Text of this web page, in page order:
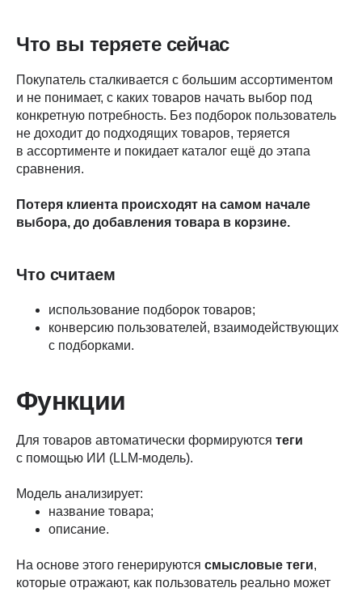
Что вы теряете сейчас
Покупатель сталкивается с большим ассортиментом
и не понимает, с каких товаров начать выбор под
конкретную потребность. Без подборок пользователь
не доходит до подходящих товаров, теряется
в ассортименте и покидает каталог ещё до этапа
сравнения.
Потеря клиента происходят на самом начале
выбора, до добавления товара в корзине.
Что считаем
использование подборок товаров;
конверсию пользователей, взаимодействующих
с подборками.
Функции
Для товаров автоматически формируются теги
с помощью ИИ (LLM-модель).
Модель анализирует:
название товара;
описание.
На основе этого генерируются смысловые теги,
которые отражают, как пользователь реально может